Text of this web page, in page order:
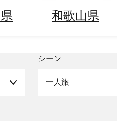
和歌山県
シーン
一人旅